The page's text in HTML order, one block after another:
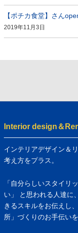
【ポチカ食堂】さん
2019年11月3日
Interior design＆
インテリアデザイン＆
考え方をプラス。
「自分らしいスタイリ
い」 と思われる人達に
きるスキルをお伝えし
所」づくりのお手伝い